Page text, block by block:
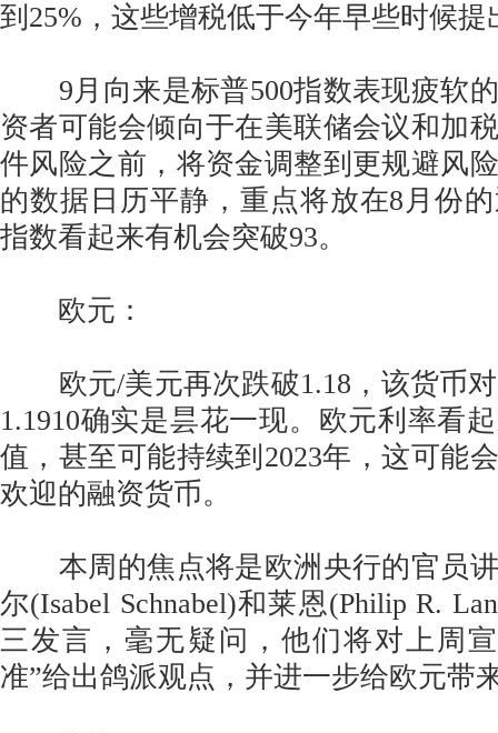
到25%，这些增税低于今年早些时候提
9月向来是标普500指数表现疲软
资者可能会倾向于在美联储会议和加
件风险之前，将资金调整到更规避风
的数据日历平静，重点将放在8月份
指数看起来有机会突破93。
欧元：
欧元/美元再次跌破1.18，该货币对
1.1910确实是昙花一现。欧元利率看
值，甚至可能持续到2023年，这可能
欢迎的融资货币。
本周的焦点将是欧洲央行的官员讲
尔(Isabel Schnabel)和莱恩(Philip R.
三发言，毫无疑问，他们将对上周宣
准”给出鸽派观点，并进一步给欧元带